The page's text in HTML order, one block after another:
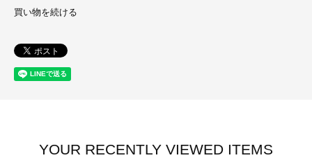
買い物を続ける
YOUR RECENTLY VIEWED ITEMS